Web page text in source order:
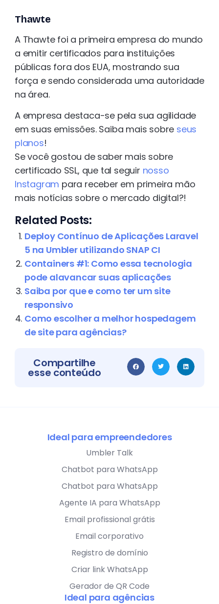
Thawte
A Thawte foi a primeira empresa do mundo
a emitir certificados para instituições
públicas fora dos EUA, mostrando sua
força e sendo considerada uma autoridade
na área.
A empresa destaca-se pela sua agilidade
em suas emissões. Saiba mais sobre seus
planos!
Se você gostou de saber mais sobre
certificado SSL, que tal seguir nosso
Instagram para receber em primeira mão
mais notícias sobre o mercado digital?!
Related Posts:
Deploy Contínuo de Aplicações Laravel
5 na Umbler utilizando SNAP CI
Containers #1: Como essa tecnologia
pode alavancar suas aplicações
Saiba por que e como ter um site
responsivo
Como escolher a melhor hospedagem
de site para agências?
Compartilhe
esse conteúdo
Ideal para empreendedores
Umbler Talk
Chatbot para WhatsApp
Chatbot para WhatsApp
Agente IA para WhatsApp
Email profissional grátis
Email corporativo
Registro de domínio
Criar link WhatsApp
Gerador de QR Code
Ideal para agências